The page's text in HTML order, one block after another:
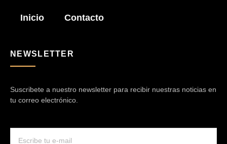
Inicio Contacto
NEWSLETTER
Suscribete a nuestro newsletter para recibir nuestras noticias en
tu correo electrónico.